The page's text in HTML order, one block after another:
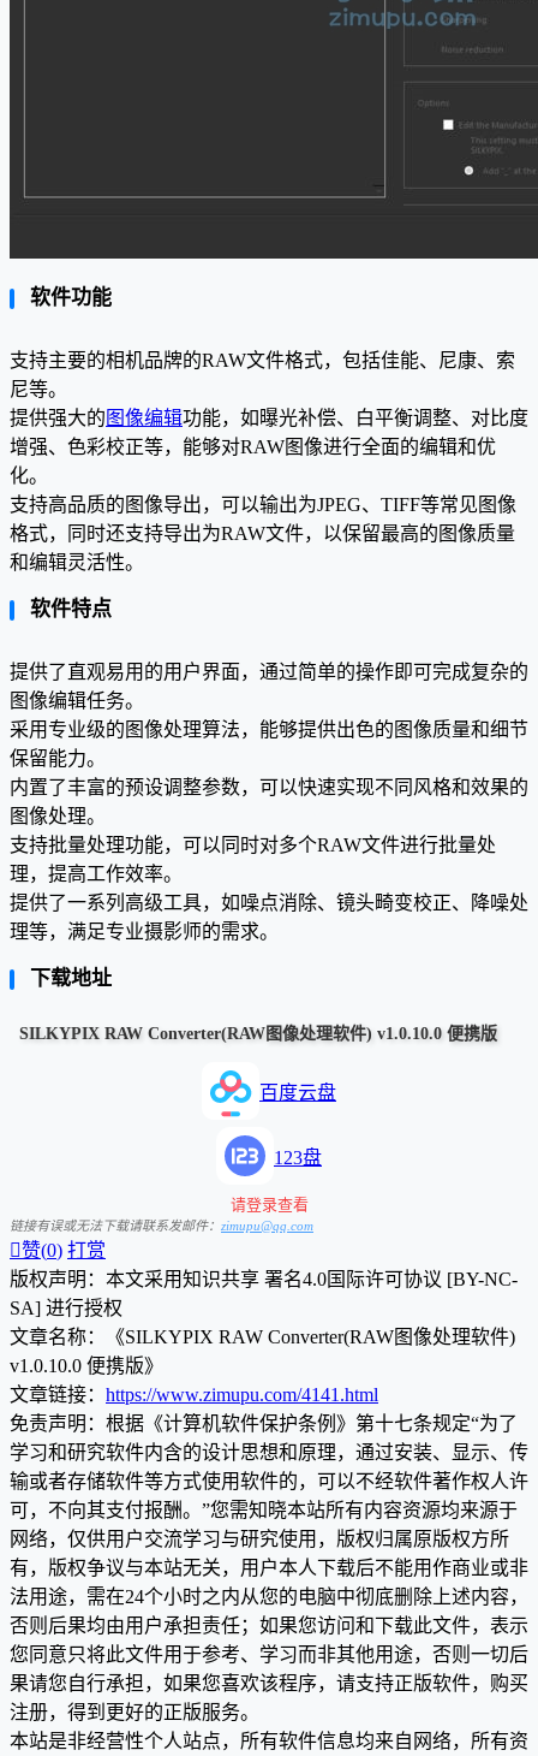
软件功能
支持主要的相机品牌的RAW文件格式，包括佳能、尼康、索
尼等。
提供强大的 图像编辑功能，如曝光补偿、白平衡调整、对比度
增强、色彩校正等，能够对RAW图像进行全面的编辑和优
化。
支持高品质的图像导出，可以输出为JPEG、TIFF等常见图像
格式，同时还支持导出为RAW文件，以保留最高的图像质量
和编辑灵活性。
软件特点
提供了直观易用的用户界面，通过简单的操作即可完成复杂的
图像编辑任务。
采用专业级的图像处理算法，能够提供出色的图像质量和细节
保留能力。
内置了丰富的预设调整参数，可以快速实现不同风格和效果的
图像处理。
支持批量处理功能，可以同时对多个RAW文件进行批量处
理，提高工作效率。
提供了一系列高级工具，如噪点消除、镜头畸变校正、降噪处
理等，满足专业摄影师的需求。
下载地址
SILKYPIX RAW Converter(RAW图像处理软件) v1.0.10.0 便携版
百度云盘
123盘
请登录查看
链接有误或无法下载请联系发邮件： zimupu@qq.com
赞(0) 打赏
版权声明：本文采用知识共享 署名4.0国际许可协议 [BY-NC-
SA] 进行授权
文章名称：《SILKYPIX RAW Converter(RAW图像处理软件)
v1.0.10.0 便携版》
文章链接： https://www.zimupu.com/4141.html
免责声明：根据《计算机软件保护条例》第十七条规定“为了
学习和研究软件内含的设计思想和原理，通过安装、显示、传
输或者存储软件等方式使用软件的，可以不经软件著作权人许
可，不向其支付报酬。”您需知晓本站所有内容资源均来源于
网络，仅供用户交流学习与研究使用，版权归属原版权方所
有，版权争议与本站无关，用户本人下载后不能用作商业或非
法用途，需在24个小时之内从您的电脑中彻底删除上述内容，
否则后果均由用户承担责任；如果您访问和下载此文件，表示
您同意只将此文件用于参考、学习而非其他用途，否则一切后
果请您自行承担，如果您喜欢该程序，请支持正版软件，购买
注册，得到更好的正版服务。
本站是非经营性个人站点，所有软件信息均来自网络，所有资